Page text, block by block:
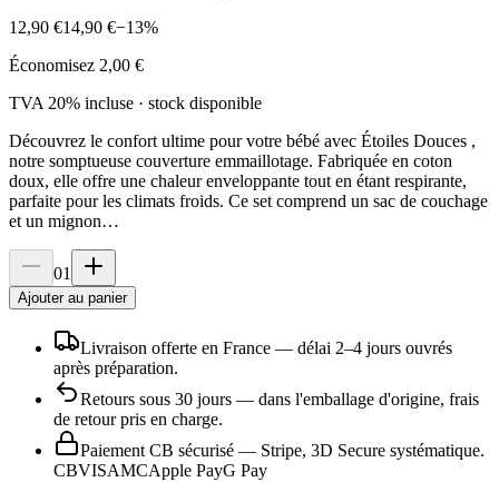
12,90 €14,90 €−13%
Économisez 2,00 €
TVA 20% incluse · stock disponible
Découvrez le confort ultime pour votre bébé avec Étoiles Douces ,
notre somptueuse couverture emmaillotage. Fabriquée en coton
doux, elle offre une chaleur enveloppante tout en étant respirante,
parfaite pour les climats froids. Ce set comprend un sac de couchage
et un mignon…
01
Ajouter au panier
Livraison offerte en France — délai 2–4 jours ouvrés
après préparation.
Retours sous 30 jours — dans l'emballage d'origine, frais
de retour pris en charge.
Paiement CB sécurisé — Stripe, 3D Secure systématique.
CBVISAMCApple PayG Pay